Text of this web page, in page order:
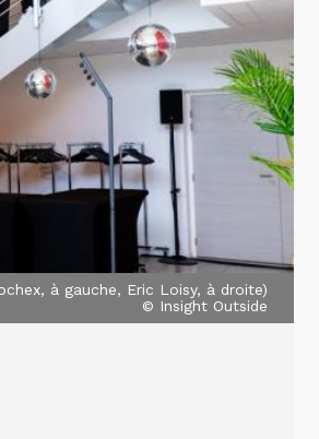
à gauche, Eric Loisy, à droite)
© Insight Outside